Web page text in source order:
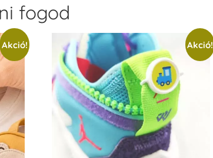
fogod
Akció! Akció!